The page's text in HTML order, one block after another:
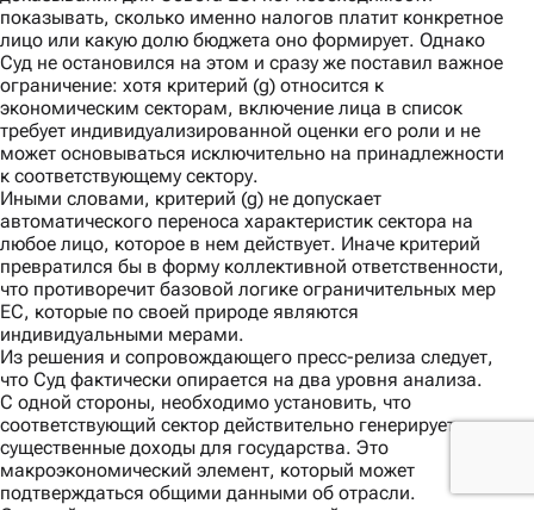
показывать, сколько именно налогов платит конкретное
лицо или какую долю бюджета оно формирует. Однако
Суд не остановился на этом и сразу же поставил важное
ограничение: хотя критерий (g) относится к
экономическим секторам, включение лица в список
требует индивидуализированной оценки его роли и не
может основываться исключительно на принадлежности
к соответствующему сектору.
Иными словами, критерий (g) не допускает
автоматического переноса характеристик сектора на
любое лицо, которое в нем действует. Иначе критерий
превратился бы в форму коллективной ответственности,
что противоречит базовой логике ограничительных мер
ЕС, которые по своей природе являются
индивидуальными мерами.
Из решения и сопровождающего пресс-релиза следует,
что Суд фактически опирается на два уровня анализа.
С одной стороны, необходимо установить, что
соответствующий сектор действительно генерирует
существенные доходы для государства. Это
макроэкономический элемент, который может
подтверждаться общими данными об отрасли.